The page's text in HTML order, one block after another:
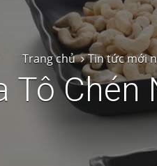
Trang chủ Tin tức mới
Tô Chén